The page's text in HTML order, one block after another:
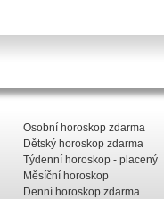
Osobní horoskop zdarma
Dětský horoskop zdarma
Týdenní horoskop - placený
Měsíční horoskop
Denní horoskop zdarma